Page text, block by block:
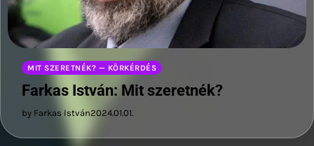
MIT SZERETNÉK? — KÖRKÉRDÉS
Farkas István: Mit szeretnék?
by Farkas István2024.01.01.